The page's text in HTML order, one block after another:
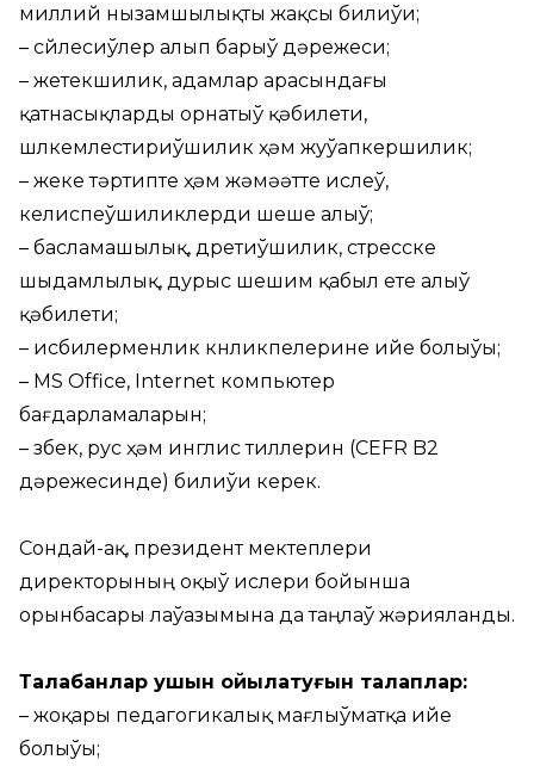
миллий нызамшылықты жақсы билиўи;
– сөйлесиўлер алып барыў дәрежеси;
– жетекшилик, адамлар арасындағы
қатнасықларды орнатыў қәбилети,
шөлкемлестириўшилик ҳәм жуўапкершилик;
– жеке тәртипте ҳәм жәмәәтте ислеў,
келиспеўшиликлерди шеше алыў;
– басламашылық, дөретиўшилик, стресске
шыдамлылық, дурыс шешим қабыл ете алыў
қәбилети;
– исбилерменлик көнликпелерине ийе болыўы;
– MS Office, Internet компьютер
бағдарламаларын;
– өзбек, рус ҳәм инглис тиллерин (CEFR B2
дәрежесинде) билиўи керек.
Сондай-ақ, президент мектеплери
директорының оқыў ислери бойынша
орынбасары лаўазымына да таңлаў жәрияланды.
Талабанлар ушын қойылатуғын талаплар:
– жоқары педагогикалық мағлыўматқа ийе
болыўы;